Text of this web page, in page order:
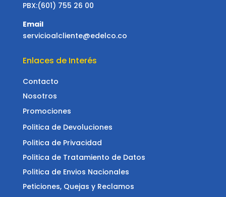
PBX:(601) 755 26 00
Email
servicioalcliente@edelco.co
Enlaces de Interés
Contacto
Nosotros
Promociones
Politica de Devoluciones
Politica de Privacidad
Politica de Tratamiento de Datos
Politica de Envios Nacionales
Peticiones, Quejas y Reclamos